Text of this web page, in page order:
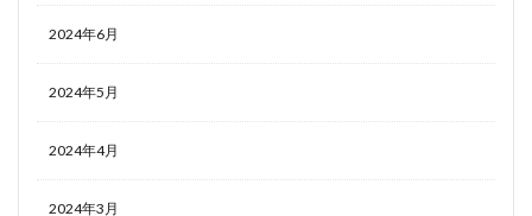
2024年6月
2024年5月
2024年4月
2024年3月